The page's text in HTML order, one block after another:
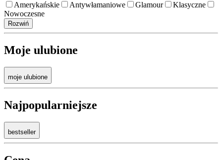
Amerykańskie Antywłamaniowe Glamour
Klasyczne
Nowoczesne
Rozwiń
Moje ulubione
moje ulubione
Najpopularniejsze
bestseller